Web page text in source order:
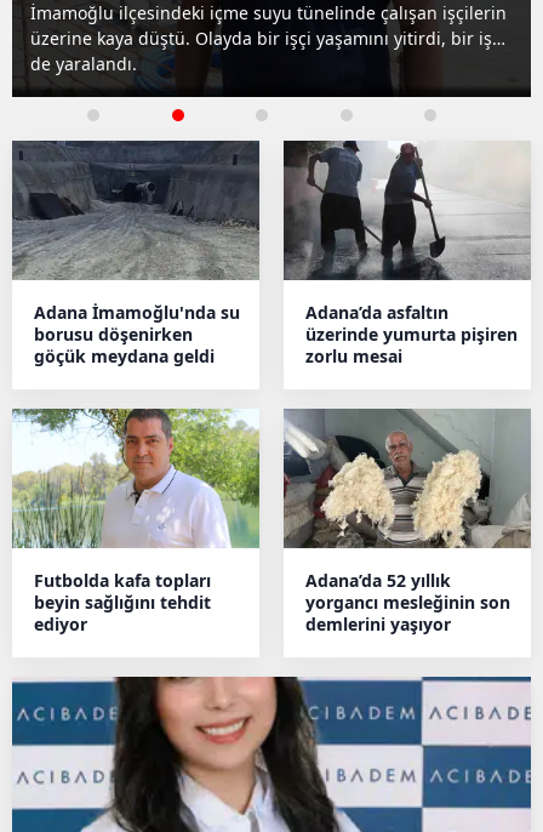
işçilerin
bir işçi
Adana'nın İmamoğlu ilçesindeki içme suyu
kaya parçası düştü. Göçükte bir işçi yaşamını
de ağır yaralandı.
Adana İmamoğlu'nda su
borusu döşenirken
göçük meydana geldi
Adana’da asfaltın
üzerinde yumurta pişiren
zorlu mesai
Futbolda kafa topları
beyin sağlığını tehdit
ediyor
Adana’da 52 yıllık
yorgancı mesleğinin son
demlerini yaşıyor